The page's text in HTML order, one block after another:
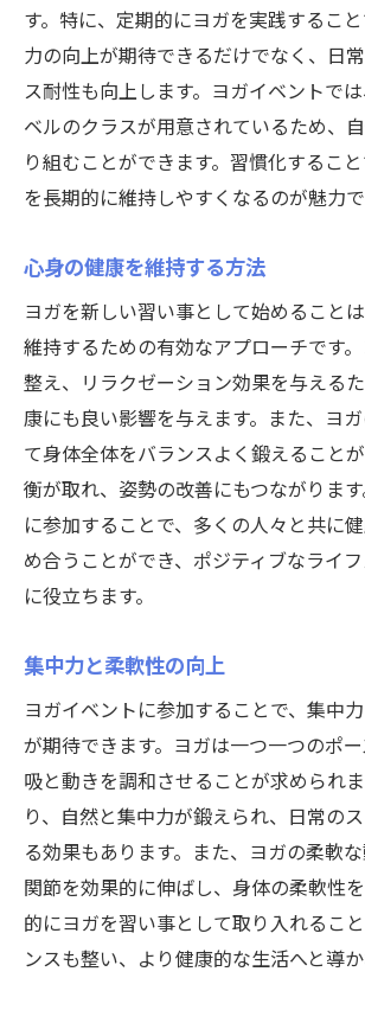
す。特に、定期的にヨガを実践するこ
力の向上が期待できるだけでなく、日
ス耐性も向上します。ヨガイベントで
ベルのクラスが用意されているため、
り組むことができます。習慣化するこ
を長期的に維持しやすくなるのが魅力で
心身の健康を維持する方法
ヨガを新しい習い事として始めること
維持するための有効なアプローチです
整え、リラクゼーション効果を与える
康にも良い影響を与えます。また、ヨ
て身体全体をバランスよく鍛えること
衡が取れ、姿勢の改善にもつながりま
に参加することで、多くの人々と共に
め合うことができ、ポジティブなライ
に役立ちます。
集中力と柔軟性の向上
ヨガイベントに参加することで、集中
が期待できます。ヨガは一つ一つのポ
吸と動きを調和させることが求められ
り、自然と集中力が鍛えられ、日常の
る効果もあります。また、ヨガの柔軟
関節を効果的に伸ばし、身体の柔軟性
的にヨガを習い事として取り入れるこ
ンスも整い、より健康的な生活へと導か